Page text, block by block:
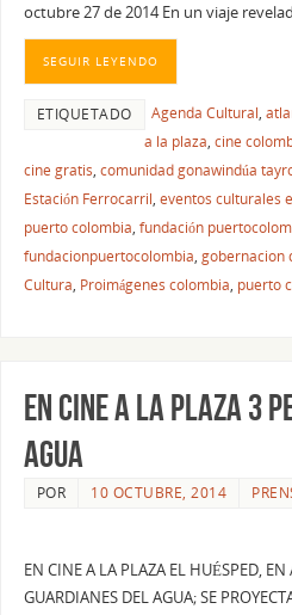
octubre 27 de 2014 En un viaje
SEGUIR LEYENDO
ETIQUETADO Agenda Cultural,
a la plaza, cine
cine gratis, comunidad gonawindúa
Estación Ferrocarril, eventos culturales
puerto colombia, fundación
fundacionpuertocolombia, gobernacion
Cultura, Proimágenes colombia, puerto
EN CINE A LA PLAZA 3
AGUA
POR 10 OCTUBRE, 2014
EN CINE A LA PLAZA EL HUÉSPED,
GUARDIANES DEL AGUA; SE